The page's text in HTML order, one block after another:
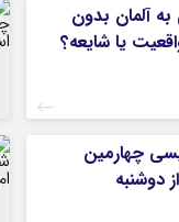
آلمان بدون
یا شایعه؟
چهارمین
دوشنبه